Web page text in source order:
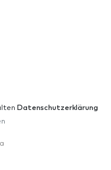
Datenschutzerklärung